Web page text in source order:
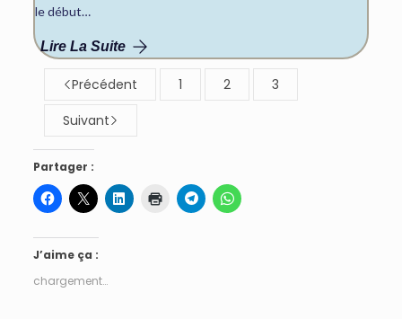
le début…
Lire La Suite
Précédent 1 2
3
Suivant
Partager :
J’aime ça :
chargement…